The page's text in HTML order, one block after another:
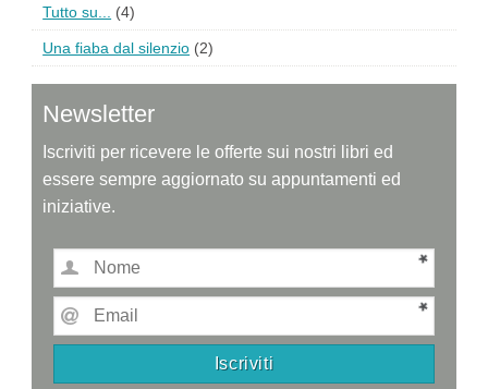
Tutto su... (4)
Una fiaba dal silenzio (2)
Newsletter
Iscriviti per ricevere le offerte sui nostri libri ed
essere sempre aggiornato su appuntamenti ed
iniziative.